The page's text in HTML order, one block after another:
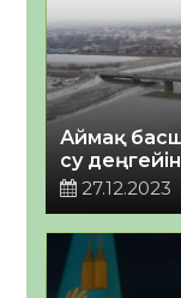
Аймақ
су
27.12.2023